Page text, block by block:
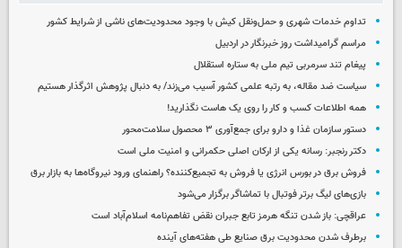
تداوم خدمات شهری و حمل‌ونقل کیش با وجود محدودیت‌های ناشی از شرایط کشور
مراسم گرامیداشت روز خبرنگار در اردبیل
پیغام تند سرمربی تیم ملی به ستاره استقلال
سیاست ضد مقاله، به رتبه علمی کشور آسیب می‌زند/ به دنبال پژوهش اثرگذار هستیم
همه اطلاعات کسب‌ و کار را روی یک هاست نگذارید!
دستور سازمان غذا و دارو برای جمع‌آوری ۳ محصول سلامت‌محور
دکتر رنجبر: رسانه یکی از ارکان اصلی حکمرانی و امنیت ملی است
فروش برق در بورس انرژی یا فروش به تجمیع‌کننده؟ راهنمای ورود نیروگاه‌ها به بازار برق
بازی‌های لیگ برتر فوتبال با تماشاگر برگزار می‌شود
عراقچی: باز شدن تنگه هرمز تابع جبران نقض تفاهم‌نامه اسلام‌آباد است
برطرف شدن محدودیت‌ برق صنایع طی هفته‌های آینده